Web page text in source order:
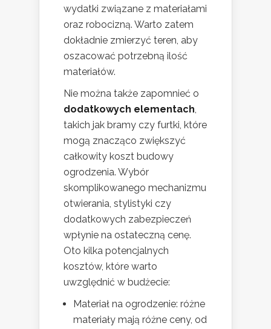
wydatki związane z materiałami
oraz robocizną. Warto zatem
dokładnie zmierzyć teren, aby
oszacować potrzebną ilość
materiałów.
Nie można także zapomnieć o
dodatkowych elementach,
takich jak bramy czy furtki, które
mogą znacząco zwiększyć
całkowity koszt budowy
ogrodzenia. Wybór
skomplikowanego mechanizmu
otwierania, stylistyki czy
dodatkowych zabezpieczeń
wpłynie na ostateczną cenę.
Oto kilka potencjalnych
kosztów, które warto
uwzględnić w budżecie:
Materiał na ogrodzenie: różne
materiały mają różne ceny, od